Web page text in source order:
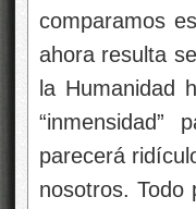
comparamos
ahora resulta
la Humanidad
parecerá
nosotros. Todo